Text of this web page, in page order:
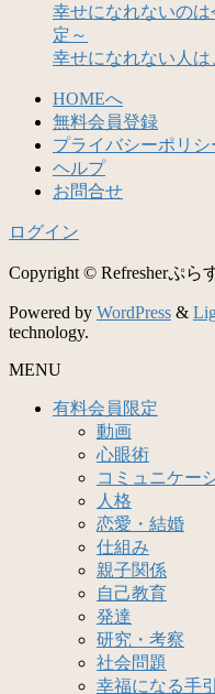
幸せになれないの
定～
幸せになれない人
HOMEへ
無料会員登録
プライバシーポリシ
ヘルプ
お問合せ
ログイン
Copyright © Refresherぷら
Powered by WordPress &
technology.
MENU
有料会員限定
動画
心眼術
コミュニケー
人格
恋愛・結婚
仕組み
親子関係
自己教育
発達
研究・考察
社会問題
幸福になる手